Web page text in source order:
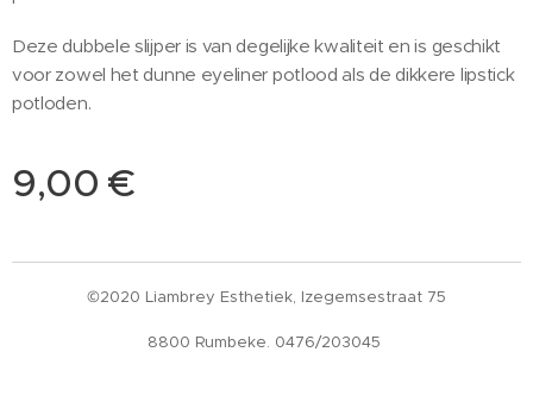
Deze dubbele slijper is van degelijke kwaliteit en is geschikt
voor zowel het dunne eyeliner potlood als de dikkere lipstick
potloden.
9,00 €
©2020 Liambrey Esthetiek, Izegemsestraat 75
8800 Rumbeke. 0476/203045